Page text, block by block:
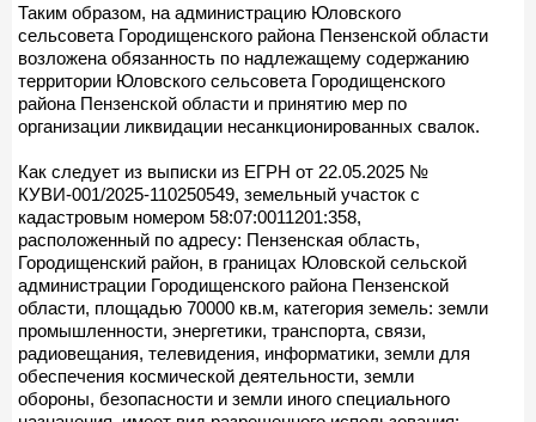
Таким образом, на администрацию Юловского
сельсовета Городищенского района Пензенской области
возложена обязанность по надлежащему содержанию
территории Юловского сельсовета Городищенского
района Пензенской области и принятию мер по
организации ликвидации несанкционированных свалок.
Как следует из выписки из ЕГРН от 22.05.2025 №
КУВИ-001/2025-110250549, земельный участок с
кадастровым номером 58:07:0011201:358,
расположенный по адресу: Пензенская область,
Городищенский район, в границах Юловской сельской
администрации Городищенского района Пензенской
области, площадью 70000 кв.м, категория земель: земли
промышленности, энергетики, транспорта, связи,
радиовещания, телевидения, информатики, земли для
обеспечения космической деятельности, земли
обороны, безопасности и земли иного специального